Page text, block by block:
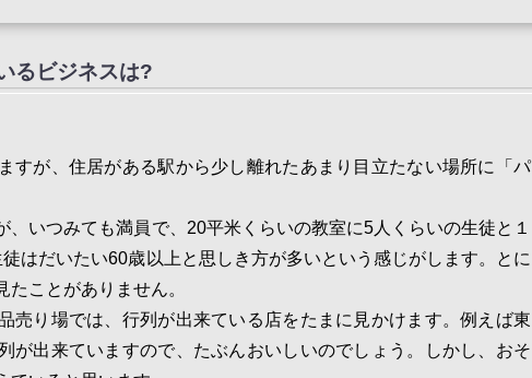
るビジネスは?
すが、住居がある駅から少し離れたあまり目立たない場所に「パ
、いつみても満員で、20平米くらいの教室に5人くらいの生徒と１
はだいたい60歳以上と思しき方が多いという感じがします。とに
ことがありません。
売り場では、行列が出来ている店をたまに見かけます。例えば東
が出来ていますので、たぶんおいしいのでしょう。しかし、おそ